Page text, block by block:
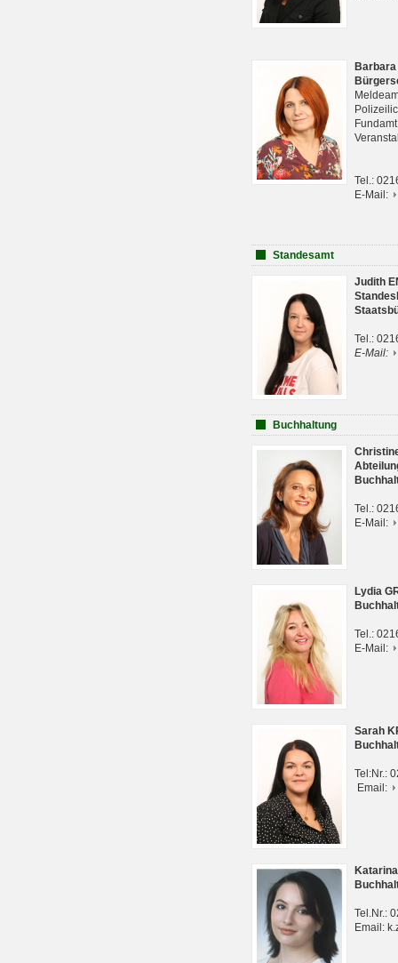
Tel.:
E-Mail:
Standesamt
Judith
Tel.:
E-Mail:
Buchhaltung
Tel.:
E-Mail:
Lydia
Tel.:
E-Mail:
Sarah
Tel:Nr.:
Email:
Tel.Nr.:
Email: